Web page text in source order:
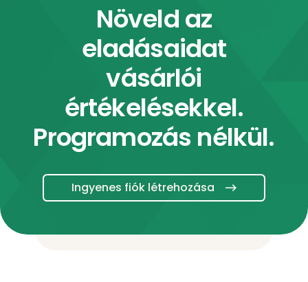
Növeld az
eladásaidat
vásárlói
értékelésekkel.
Programozás nélkül.
Ingyenes fiók létrehozása